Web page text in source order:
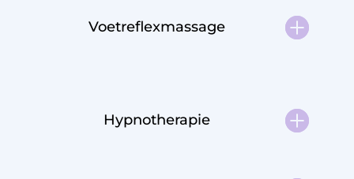
Voetreflexmassage
Hypnotherapie